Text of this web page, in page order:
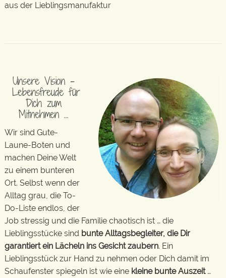
aus der Lieblingsmanufaktur
Unsere Vision –
Lebensfreude für
Dich zum
Mitnehmen …
Wir sind Gute-
Laune-Boten und
machen Deine Welt
zu einem bunteren
Ort. Selbst wenn der
Alltag grau, die To-
Do-Liste endlos, der
Job stressig und die Familie chaotisch ist … die
Lieblingsstücke sind bunte Alltagsbegleiter, die Dir
garantiert ein Lächeln ins Gesicht zaubern. Ein
Lieblingsstück zur Hand zu nehmen oder Dich damit im
Schaufenster spiegeln ist wie eine kleine bunte Auszeit…